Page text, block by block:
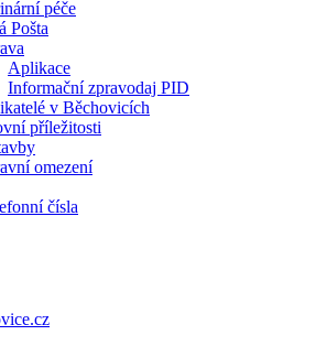
péče
Pošta
Aplikace
Informační zpravodaj PID
v Běchovicích
příležitosti
omezení
čísla